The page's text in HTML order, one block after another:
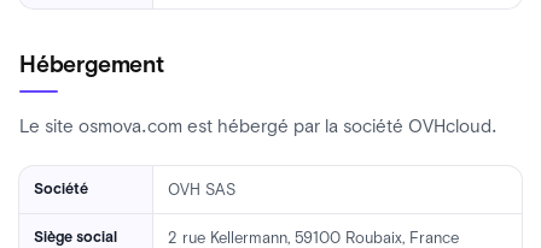
Hébergement
Le site osmova.com est hébergé par la société OVHcloud.
Société OVH SAS
Siège social 2 rue Kellermann, 59100 Roubaix, France